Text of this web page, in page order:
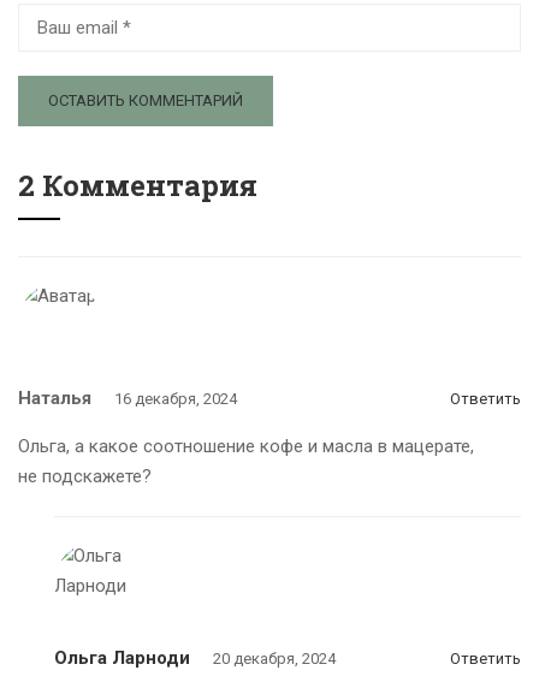
2 Комментария
Наталья 16 декабря, 2024 Ответить
Ольга, а какое соотношение кофе и масла в мацерате,
не подскажете?
Ольга Ларноди 20 декабря, 2024 Ответить